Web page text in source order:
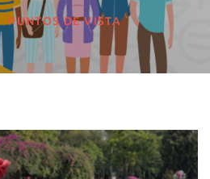
PUNTOS DE VISTA